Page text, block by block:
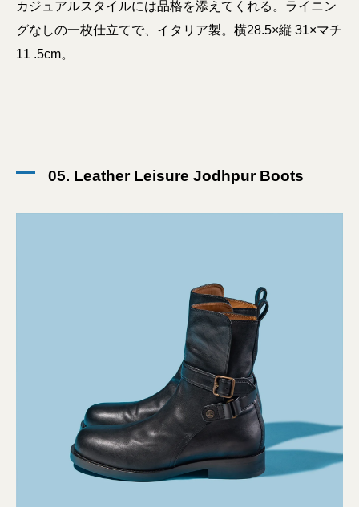
カジュアルスタイルには品格を添えてくれる。ライニン
グなしの一枚仕立てで、イタリア製。横28.5×縦 31×マチ
11 .5cm。
05. Leather Leisure Jodhpur Boots